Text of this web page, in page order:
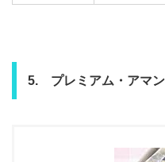
5. プレミアム・アマン